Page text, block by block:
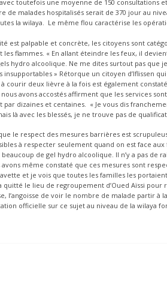
toutefois une moyenne de 150 consultations
de malades hospitalisés serait de 370 jour au
la wilaya. Le même flou caractérise les
est palpable et concrète, les citoyens sont
les flammes. « En allant éteindre les feux, il
hydro alcoolique. Ne me dites surtout pas que
» Rétorque un citoyen d’Iflissen
courir deux lièvre à la fois est également
avons accostés affirment que les services
par dizaines et centaines. « Je vous dis
là avec les blessés, je ne trouve pas de
le respect des mesures barrières est
à respecter seulement quand on est face
de gel hydro alcoolique. Il n’y a pas de
avons même constaté que ces mesures sont
et je vois que toutes les familles les
le lieu de regroupement d’Oued Aïssi pour
l’angoisse de voir le nombre de malade partir à
officielle sur ce sujet au niveau de la wilaya